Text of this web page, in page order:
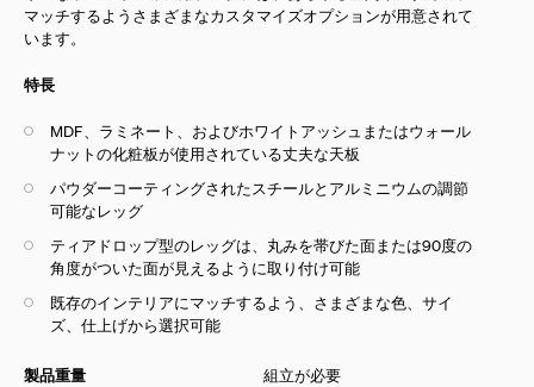
マッチするようさまざまなカスタマイズオプションが用意されて
います。
特長
MDF、ラミネート、およびホワイトアッシュまたはウォール
ナットの化粧板が使用されている丈夫な天板
パウダーコーティングされたスチールとアルミニウムの調節
可能なレッグ
ティアドロップ型のレッグは、丸みを帯びた面または90度の
角度がついた面が見えるように取り付け可能
既存のインテリアにマッチするよう、さまざまな色、サイ
ズ、仕上げから選択可能
製品重量 組立が必要